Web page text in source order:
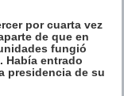
por cuarta vez
de que en
fungió
Había entrado
presidencia de su